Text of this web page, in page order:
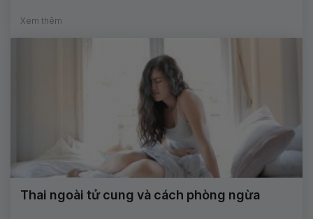
Xem thêm
Thai ngoài tử cung và cách phòng ngừa